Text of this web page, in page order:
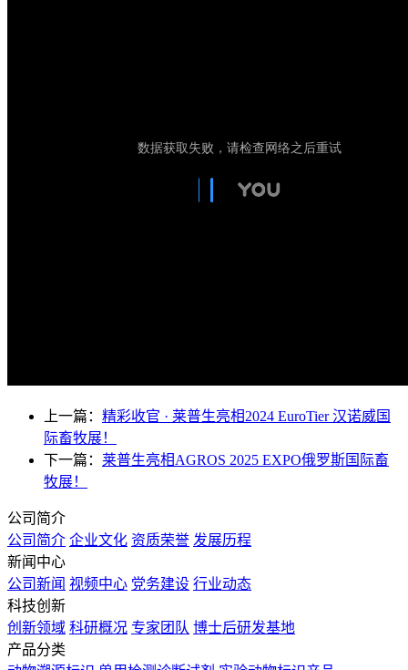
上一篇： 精彩收官 · 莱普生亮相2024 EuroTier 汉诺威国
际畜牧展！
下一篇： 莱普生亮相AGROS 2025 EXPO俄罗斯国际畜
牧展！
公司简介
公司简介 企业文化 资质荣誉 发展历程
新闻中心
公司新闻 视频中心 党务建设 行业动态
科技创新
创新领域 科研概况 专家团队 博士后研发基地
产品分类